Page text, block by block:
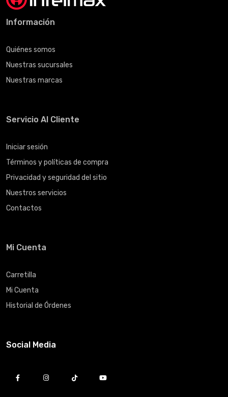
Información
Quiénes somos
Nuestras sucursales
Nuestras marcas
Servicio Al Cliente
Iniciar sesión
Términos y políticas de compra
Privacidad y seguridad del sitio
Nuestros servicios
Contactos
Mi Cuenta
Carretilla
Mi Cuenta
Historial de Órdenes
Social Media